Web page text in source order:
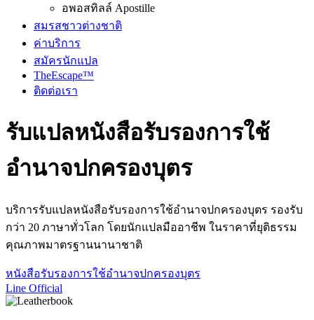
อพอสทิลล์ Apostille
สมรสชาวต่างชาติ
ค่าบริการ
สมัครนักแปล
TheEscape™
ติดต่อเรา
รับแปลหนังสือรับรองการใช้
อำนาจปกครองบุตร
บริการรับแปลหนังสือรับรองการใช้อำนาจปกครองบุตร รองรับ
กว่า 20 ภาษาทั่วโลก โดยนักแปลมืออาชีพ ในราคาที่ยุติธรรม
คุณภาพมาตรฐานนานาชาติ
หนังสือรับรองการใช้อำนาจปกครองบุตร
Line Official